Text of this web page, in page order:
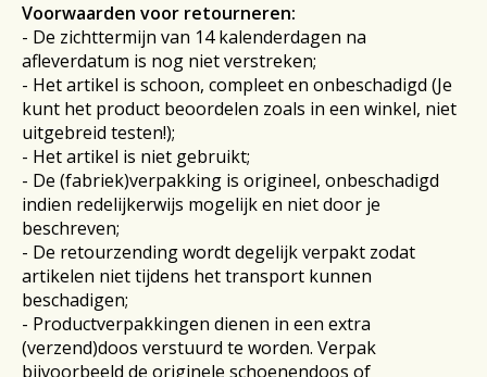
Voorwaarden voor retourneren:
- De zichttermijn van 14 kalenderdagen na
afleverdatum is nog niet verstreken;
- Het artikel is schoon, compleet en onbeschadigd (Je
kunt het product beoordelen zoals in een winkel, niet
uitgebreid testen!);
- Het artikel is niet gebruikt;
- De (fabriek)verpakking is origineel, onbeschadigd
indien redelijkerwijs mogelijk en niet door je
beschreven;
- De retourzending wordt degelijk verpakt zodat
artikelen niet tijdens het transport kunnen
beschadigen;
- Productverpakkingen dienen in een extra
(verzend)doos verstuurd te worden. Verpak
bijvoorbeeld de originele schoenendoos of